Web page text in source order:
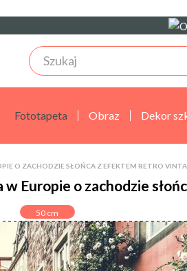
Fototapeta Obraz Dekor
O ZACHODZIE SŁOŃCA Z EFEKTEM RETRO
Europie o zachodzie
50 cm